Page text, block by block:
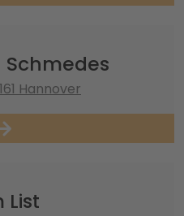
Schmedes
Hannover
List